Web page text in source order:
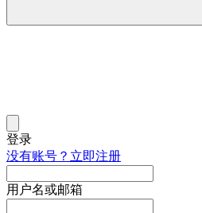
登录
没有账号？立即注册
用户名或邮箱